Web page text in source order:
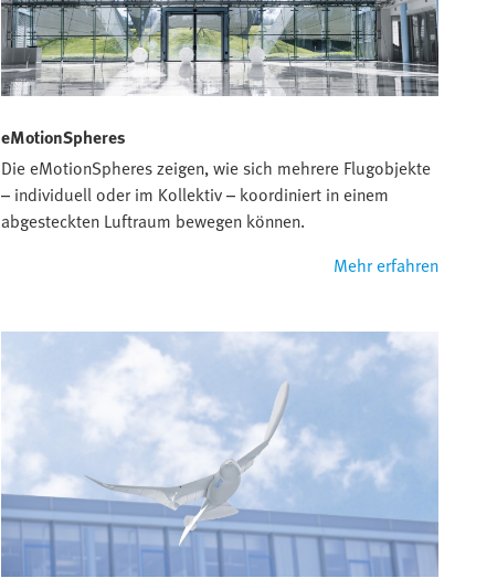
eMotionSpheres
Die eMotionSpheres zeigen, wie sich mehrere Flugobjekte
– individuell oder im Kollektiv – koordiniert in einem
abgesteckten Luftraum bewegen können.
Mehr erfahren